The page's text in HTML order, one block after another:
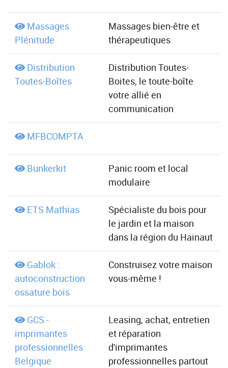
Massages
Plénitude
Massages bien-être et
thérapeutiques
Distribution
Toutes-Boîtes
Distribution Toutes-
Boites, le toute-boîte
votre allié en
communication
MFBCOMPTA
Bunkerkit
Panic room et local
modulaire
ETS Mathias
Spécialiste du bois pour
le jardin et la maison
dans la région du Hainaut
Gablok :
autoconstruction
ossature bois
Construisez votre maison
vous-même !
GCS -
imprimantes
professionnelles
Belgique
Leasing, achat, entretien
et réparation
d'imprimantes
professionnelles partout